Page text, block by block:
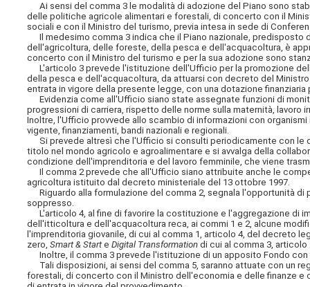
Ai sensi del comma 3 le modalità di adozione del Piano sono
delle politiche agricole alimentari e forestali, di concerto con il
sociali e con il Ministro del turismo, previa intesa in sede di
Il medesimo comma 3 indica che il Piano nazionale, predisposto
dell'agricoltura, delle foreste, della pesca e dell'acquacoltura, è
concerto con il Ministro del turismo e per la sua adozione sono
L'articolo 3 prevede l'istituzione dell'Ufficio per la promozione
della pesca e dell'acquacoltura, da attuarsi con decreto del
entrata in vigore della presente legge, con una dotazione finanziaria
Evidenzia come all'Ufficio siano state assegnate funzioni di
progressioni di carriera, rispetto delle norme sulla maternità, lavoro
Inoltre, l'Ufficio provvede allo scambio di informazioni con
vigente, finanziamenti, bandi nazionali e regionali.
Si prevede altresì che l'Ufficio si consulti periodicamente con le
titolo nel mondo agricolo e agroalimentare e si avvalga della
condizione dell'imprenditoria e del lavoro femminile, che viene
Il comma 2 prevede che all'Ufficio siano attribuite anche le
agricoltura istituito dal decreto ministeriale del 13 ottobre 1997.
Riguardo alla formulazione del comma 2, segnala l'opportunità
soppresso.
L'articolo 4, al fine di favorire la costituzione e l'aggregazione di
dell'itticoltura e dell'acquacoltura reca, ai commi 1 e 2, alcune
l'imprenditoria giovanile, di cui al comma 1, articolo 4, del decreto
zero,Smart & StarteDigital Transformation di cui al comma 3,
Inoltre, il comma 3 prevede l'istituzione di un apposito Fondo con
Tali disposizioni, ai sensi del comma 5, saranno attuate con un
forestali, di concerto con il Ministro dell'economia e delle finanze